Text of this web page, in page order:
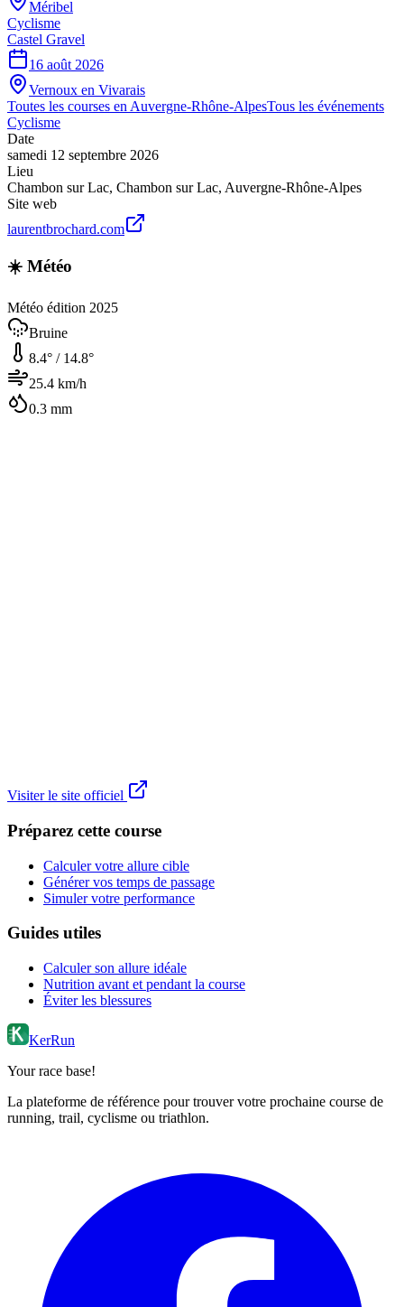
Méribel
Cyclisme
Castel Gravel
16 août 2026
Vernoux en Vivarais
Toutes les courses en Auvergne-Rhône-AlpesTous les événements
Cyclisme
Date
samedi 12 septembre 2026
Lieu
Chambon sur Lac, Chambon sur Lac, Auvergne-Rhône-Alpes
Site web
laurentbrochard.com
☀️ Météo
Météo édition 2025
Bruine
8.4° / 14.8°
25.4 km/h
0.3 mm
Visiter le site officiel
Préparez cette course
Calculer votre allure cible
Générer vos temps de passage
Simuler votre performance
Guides utiles
Calculer son allure idéale
Nutrition avant et pendant la course
Éviter les blessures
KerRun
Your race base!
La plateforme de référence pour trouver votre prochaine course de
running, trail, cyclisme ou triathlon.